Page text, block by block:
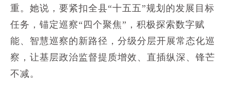
重。她说，要紧扣全县“十五五”规划的发展目标
任务，锚定巡察“四个聚焦”，积极探索数字赋
能、智慧巡察的新路径，分级分层开展常态化巡
察，让基层政治监督提质增效、直插纵深、锋芒
不减。